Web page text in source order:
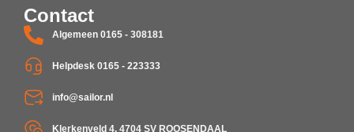
Contact
Algemeen 0165 - 308181
Helpdesk 0165 - 223333
info@sailor.nl
Klerkenveld 4, 4704 SV ROOSENDAAL